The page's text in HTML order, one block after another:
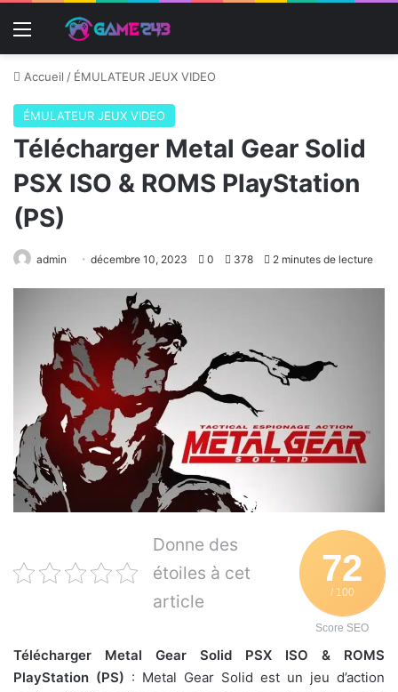
Menu
Accueil / ÉMULATEUR JEUX VIDEO
ÉMULATEUR JEUX VIDEO
Télécharger Metal Gear Solid
PSX ISO & ROMS PlayStation
(PS)
admin décembre 10, 2023 0 378 2 minutes de lecture
72
/ 100
Score SEO
Donne des
étoiles à cet
article
Télécharger Metal Gear Solid PSX ISO & ROMS
PlayStation (PS) : Metal Gear Solid est un jeu d’action